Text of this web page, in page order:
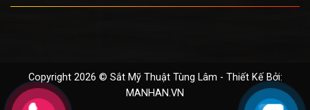
Copyright 2026 © Sắt Mỹ Thuật Tùng Lâm - Thiết Kế Bởi:
MANHAN.VN